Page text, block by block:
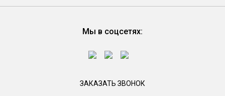
Мы в соцсетях:
ЗАКАЗАТЬ ЗВОНОК